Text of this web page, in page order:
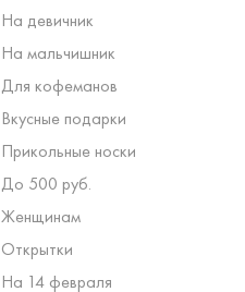
На девичник
На мальчишник
Для кофеманов
Вкусные подарки
Прикольные носки
До 500 руб.
Женщинам
Открытки
На 14 февраля